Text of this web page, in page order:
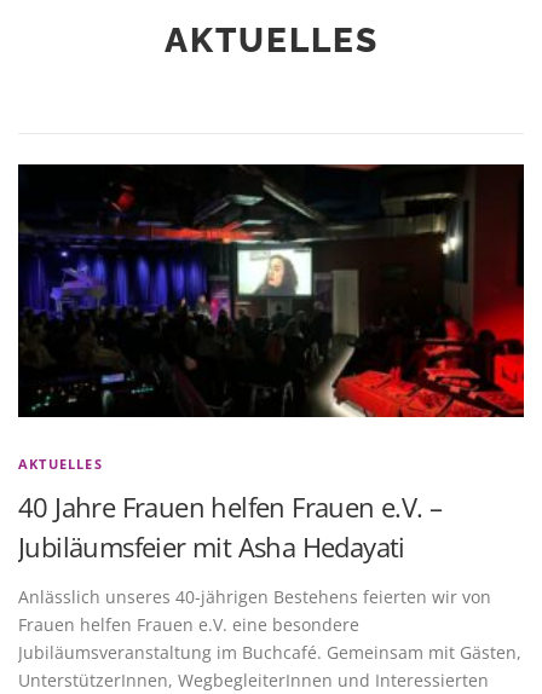
AKTUELLES
AKTUELLES
40 Jahre Frauen helfen Frauen e.V. –
Jubiläumsfeier mit Asha Hedayati
Anlässlich unseres 40-jährigen Bestehens feierten wir von
Frauen helfen Frauen e.V. eine besondere
Jubiläumsveranstaltung im Buchcafé. Gemeinsam mit Gästen,
UnterstützerInnen, WegbegleiterInnen und Interessierten